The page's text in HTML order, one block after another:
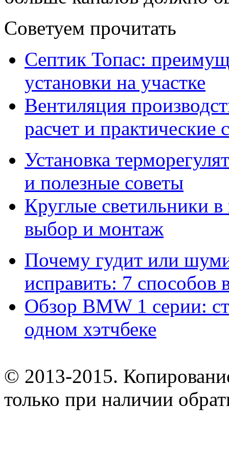
Советуем прочитать
Септик Топас:
установки на участке
Вентиляция
расчет и практические
Установка
и полезные советы
Круглые светильники
выбор и монтаж
Почему гудит или
исправить: 7 способов
Обзор BMW 1 серии:
одном хэтчбеке
© 2013-2015.
только при наличии